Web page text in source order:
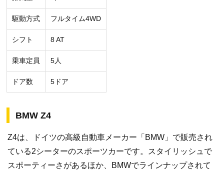
駆動方式 フルタイム4WD
シフト 8 AT
乗車定員 5人
ドア数 5ドア
BMW Z4
Z4は、ドイツの高級自動車メーカー「BMW」で販売され
ている2シーターのスポーツカーです。スタイリッシュで
スポーティーさがあるほか、BMWでラインナップされて